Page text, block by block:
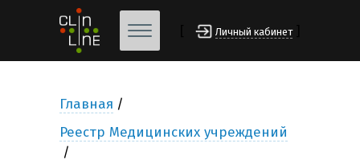
Личный кабинет
Главная
Реестр Медицинских учреждений